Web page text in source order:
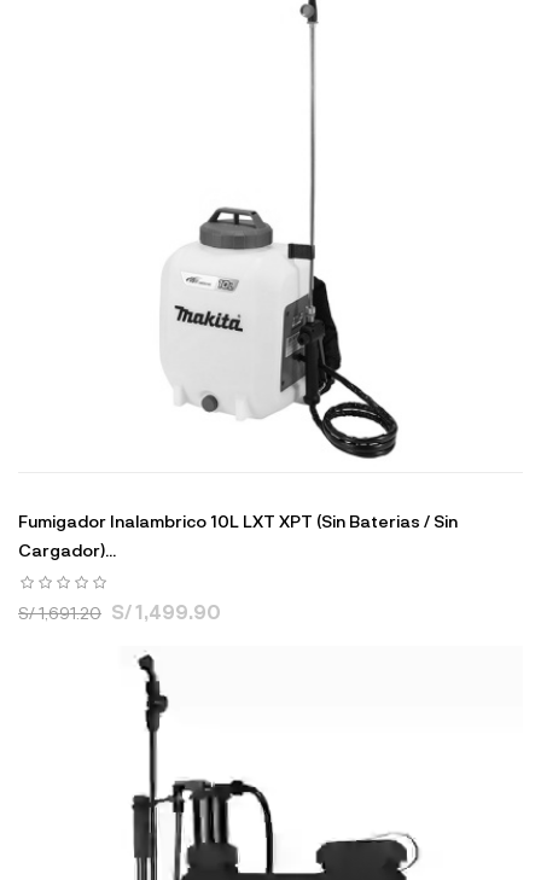
Fumigador Inalambrico 10L LXT XPT (Sin Baterias / Sin
Cargador)...
S/ 1,691.20 S/ 1,499.90